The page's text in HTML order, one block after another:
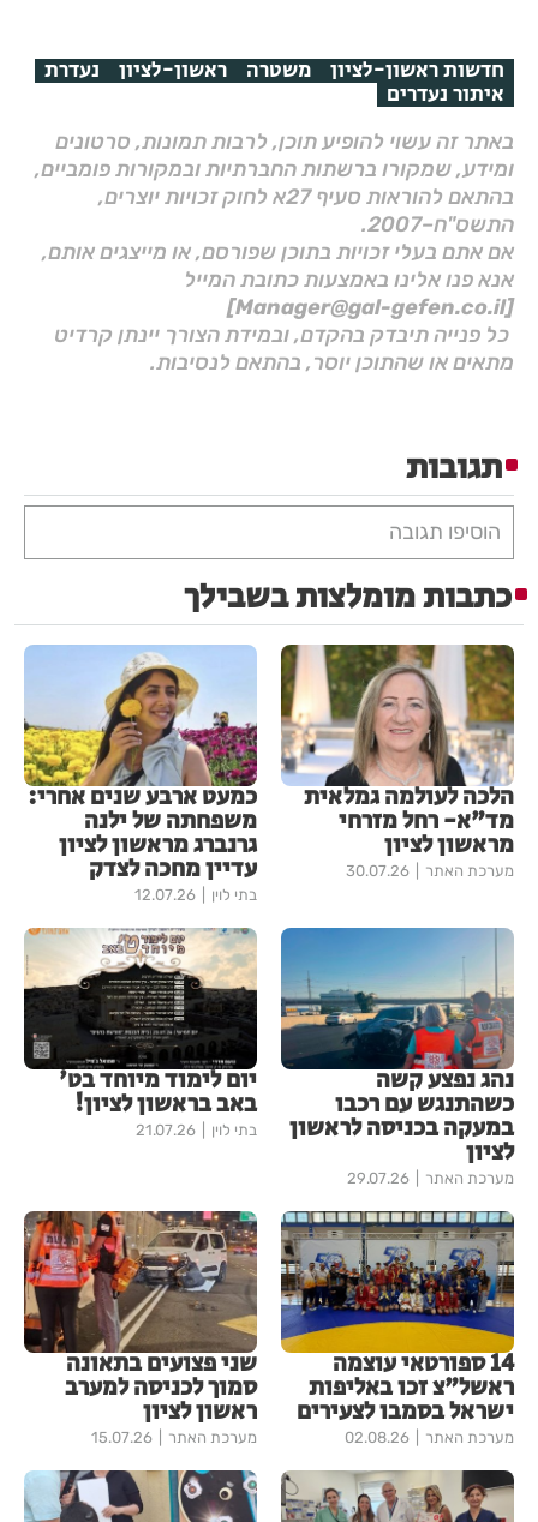
חדשות ראשון-לציון משטרה ראשון-לציון נעדרת
איתור נעדרים
באתר זה עשוי להופיע תוכן, לרבות תמונות, סרטונים
ומידע, שמקורו ברשתות החברתיות ובמקורות פומביים,
בהתאם להוראות סעיף 27א לחוק זכויות יוצרים,
התשס"ח–2007.
אם אתם בעלי זכויות בתוכן שפורסם, או מייצגים אותם,
אנא פנו אלינו באמצעות כתובת המייל
[Manager@gal-gefen.co.il]
כל פנייה תיבדק בהקדם, ובמידת הצורך יינתן קרדיט
מתאים או שהתוכן יוסר, בהתאם לנסיבות.
תגובות
הוסיפו תגובה
כתבות מומלצות בשבילך
הלכה לעולמה גמלאית
מד"א- רחל מזרחי
מראשון לציון
מערכת האתר 30.07.26
כמעט ארבע שנים אחרי:
משפחתה של ילנה
גרנברג מראשון לציון
עדיין מחכה לצדק
בתי לוין 12.07.26
נהג נפצע קשה
כשהתנגש עם רכבו
במעקה בכניסה לראשון
לציון
מערכת האתר 29.07.26
יום לימוד מיוחד בט'
באב בראשון לציון!
בתי לוין 21.07.26
14 ספורטאי עוצמה
ראשל"צ זכו באליפות
ישראל בסמבו לצעירים
מערכת האתר 02.08.26
שני פצועים בתאונה
סמוך לכניסה למערב
ראשון לציון
מערכת האתר 15.07.26